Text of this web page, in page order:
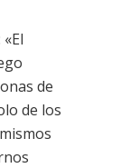
de
de los